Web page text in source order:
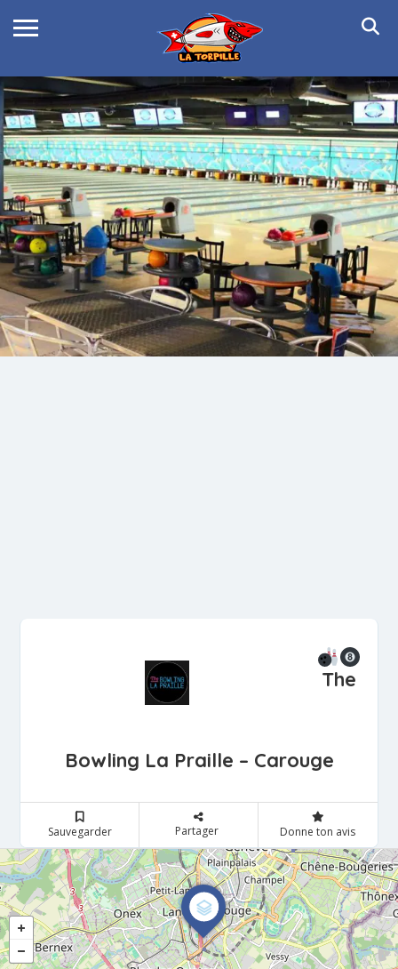
The
Bowling La Praille – Carouge
Sauvegarder Partager Donne ton avis